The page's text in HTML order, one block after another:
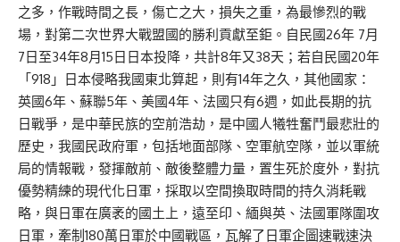
之多，作戰時間之長，傷亡之大，損失之重，為最慘烈的戰
場，對第二次世界大戰盟國的勝利貢獻至鉅。自民國26年 7月
7日至34年8月15日日本投降，共計8年又38天；若自民國20年
「918」日本侵略我國東北算起，則有14年之久，其他國家：
英國6年、蘇聯5年、美國4年、法國只有6週，如此長期的抗
日戰爭，是中華民族的空前浩劫，是中國人犧牲奮鬥最悲壯的
歷史，我國民政府軍，包括地面部隊、空軍航空隊，並以軍統
局的情報戰，發揮敵前、敵後整體力量，置生死於度外，對抗
優勢精練的現代化日軍，採取以空間換取時間的持久消耗戰
略，與日軍在廣袤的國土上，遠至印、緬與英、法國軍隊圍攻
日軍，牽制180萬日軍於中國戰區，瓦解了日軍企圖速戰速決